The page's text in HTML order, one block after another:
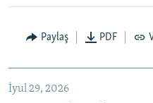
Paylaş PDF
İyul 29, 2026